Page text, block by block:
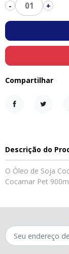
- 01 +
Compartilhar
Descrição do
O Óleo de Soja
Cocamar Pet